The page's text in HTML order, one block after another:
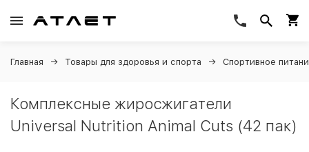
Главная Товары для здоровья и спорта Спортивное
Комплексные жиросжигатели
Universal Nutrition Animal Cuts (42 пак)